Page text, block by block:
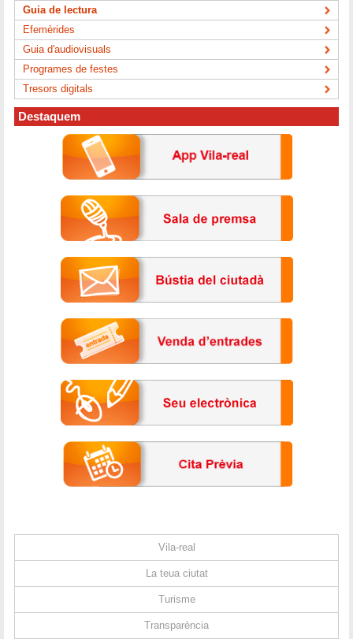
Guia de lectura
Efemèrides
Guia d'audiovisuals
Programes de festes
Tresors digitals
Destaquem
Vila-real
La teua ciutat
Turisme
Transparència